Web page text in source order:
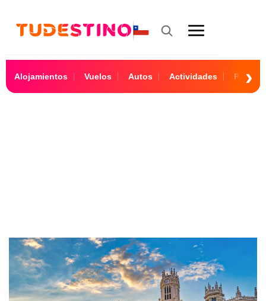
Alojamientos Vuelos Autos Actividades